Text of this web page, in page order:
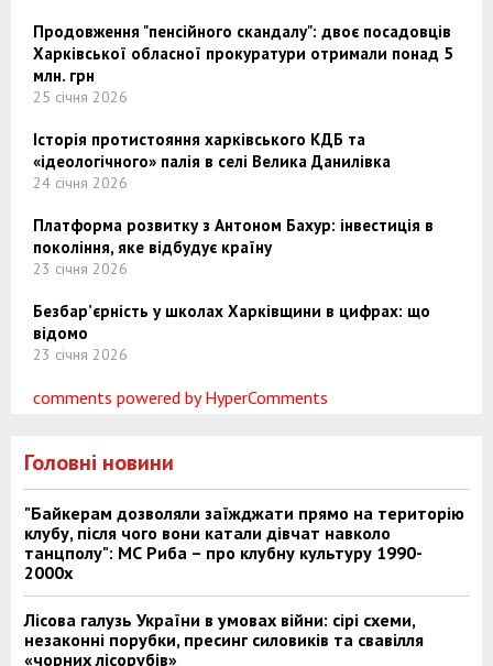
Продовження "пенсійного скандалу": двоє посадовців
Харківської обласної прокуратури отримали понад 5
млн. грн
25 січня 2026
Історія протистояння харківського КДБ та
«ідеологічного» палія в селі Велика Данилівка
24 січня 2026
Платформа розвитку з Антоном Бахур: інвестиція в
покоління, яке відбудує країну
23 січня 2026
Безбар’єрність у школах Харківщини в цифрах: що
відомо
23 січня 2026
comments powered by HyperComments
Головні новини
"Байкерам дозволяли заїжджати прямо на територію
клубу, після чого вони катали дівчат навколо
танцполу": МС Риба – про клубну культуру 1990-
2000х
Лісова галузь України в умовах війни: сірі схеми,
незаконні порубки, пресинг силовиків та свавілля
«чорних лісорубів»